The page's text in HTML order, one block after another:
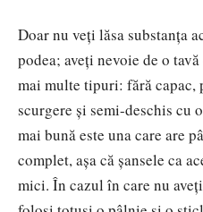
Doar nu veți lăsa substanța
podea; aveți nevoie de o
mai multe tipuri: fără capac,
scurgere și semi-deschis cu
mai bună este una care are
complet, așa că șansele ca
mici. În cazul în care nu